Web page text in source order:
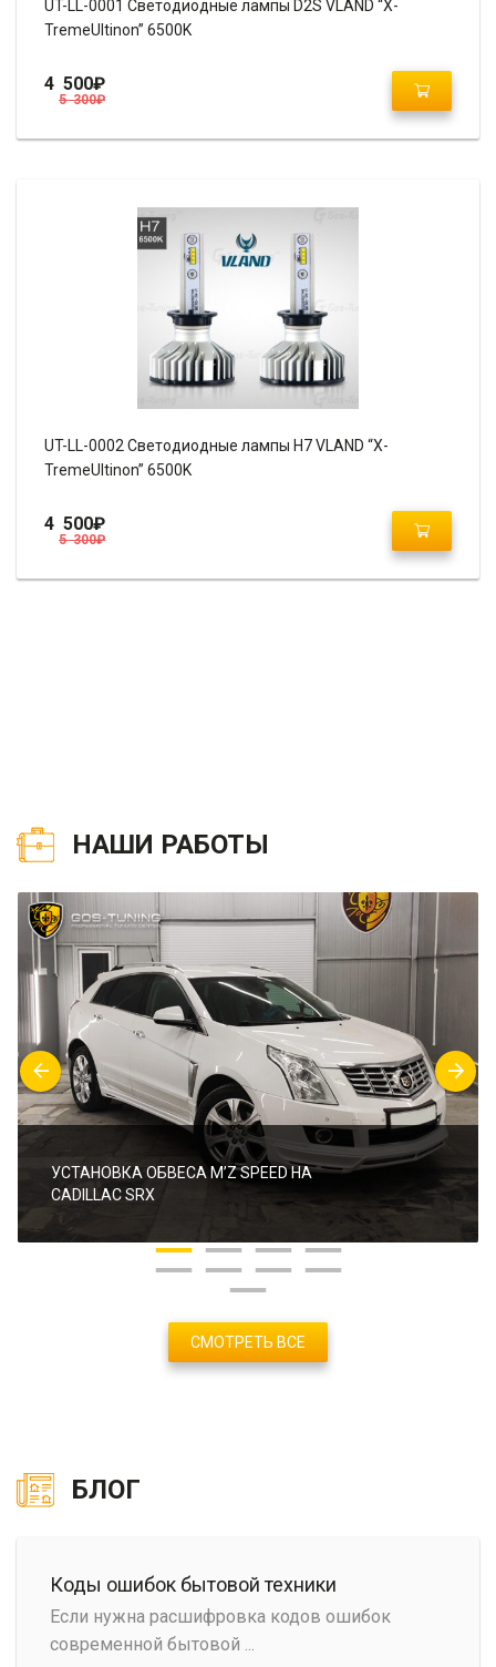
UT-LL-0001 Светодиодные лампы D2S VLAND “X-
TremeUltinon” 6500K
5 300₽
4 500₽
UT-LL-0002 Светодиодные лампы H7 VLAND “X-
TremeUltinon” 6500K
5 300₽
4 500₽
НАШИ РАБОТЫ
УСТАНОВКА ОБВЕСА M’Z SPEED НА
CADILLAC SRX
СМОТРЕТЬ ВСЕ
БЛОГ
Коды ошибок бытовой техники
Если нужна расшифровка кодов ошибок
современной бытовой ...